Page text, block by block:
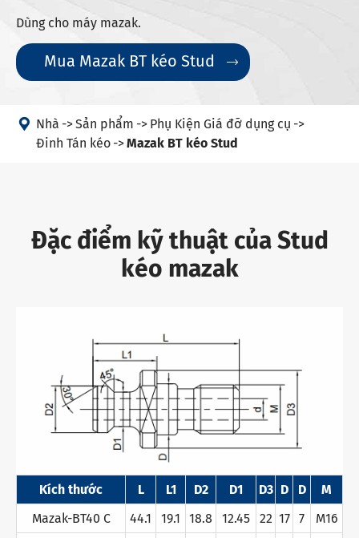
Dùng cho máy mazak.
Mua Mazak BT kéo Stud 
 Nhà Sản phẩm
Phụ Kiện Giá đỡ dụng cụ
Đinh Tán kéo
Mazak BT kéo Stud
Đặc điểm kỹ thuật của Stud
kéo mazak
Kích thước L L1 D2 D1 D3 D D
M
Mazak-BT40 C
44.1 19.1 18.8 12.45 22 17 7
M16